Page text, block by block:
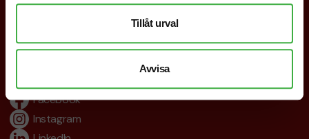
Tillåt urval
Avvisa
info@brandnewprofile.com
Facebook
Instagram